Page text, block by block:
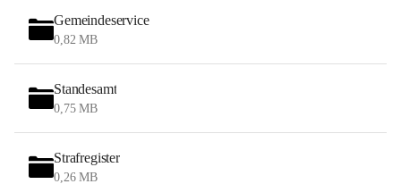
Gemeindeservice
0,82 MB
Standesamt
0,75 MB
Strafregister
0,26 MB